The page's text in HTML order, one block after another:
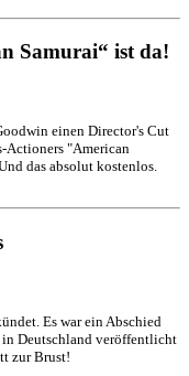
Samurai“ ist da!
einen Director's Cut
Actioners "American
das absolut kostenlos.
Es war ein Abschied
Deutschland veröffentlicht
zur Brust!